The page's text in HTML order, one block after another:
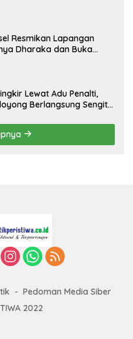
Resmikan Lapangan
Dharaka dan Buka
Lewat Adu Penalti,
Berlangsung Sengit
Pedoman Media Siber
2022